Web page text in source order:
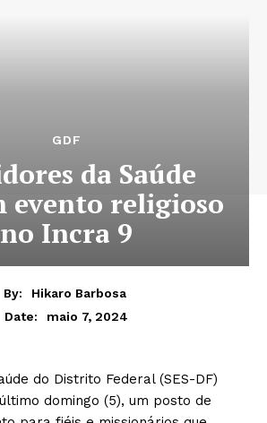
GDF
da Saúde
evento religioso
no Incra 9
By:
Hikaro Barbosa
Date:
maio 7, 2024
do Distrito Federal (SES-DF)
domingo (5), um posto de